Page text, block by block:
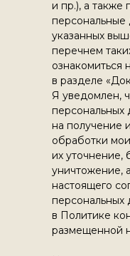
и пр.), а также
указанных
перечнем
ознакомиться
в разделе
Я уведомлен,
на получение
обработки
их уточнение,
уничтожение,
настоящего
в Политике
размещенной
Услуги и продукты
Семейная символика